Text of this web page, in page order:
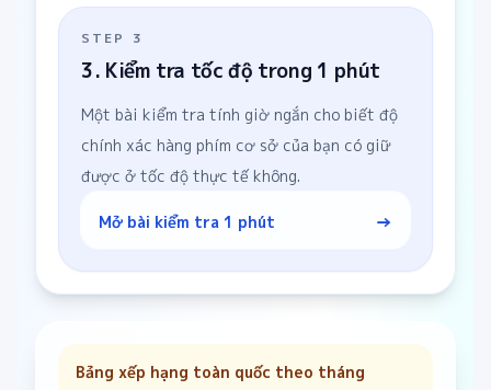
STEP 3
3. Kiểm tra tốc độ trong 1 phút
Một bài kiểm tra tính giờ ngắn cho biết độ
chính xác hàng phím cơ sở của bạn có giữ
được ở tốc độ thực tế không.
Mở bài kiểm tra 1 phút →
Bảng xếp hạng toàn quốc theo tháng